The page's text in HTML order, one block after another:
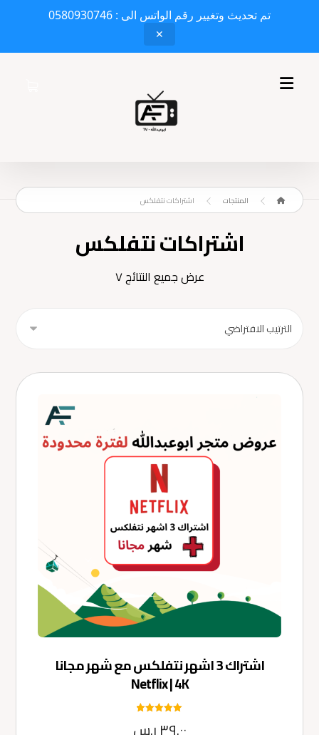
تم تحديث وتغيير رقم الواتس الى : 0580930746
✕
المنتجات اشتراكات نتفلكس
اشتراكات نتفلكس
عرض جميع النتائج ٧
اشتراك 3 اشهر نتفلكس مع شهر مجانا
Netflix | 4K
5.00